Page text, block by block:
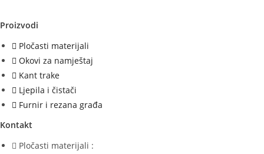
Proizvodi
Pločasti materijali
Okovi za namještaj
Kant trake
Ljepila i čistači
Furnir i rezana građa
Kontakt
Pločasti materijali :